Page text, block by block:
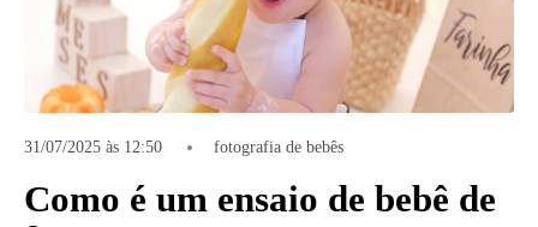
31/07/2025 às 12:50 fotografia de bebês
Como é um ensaio de bebê de